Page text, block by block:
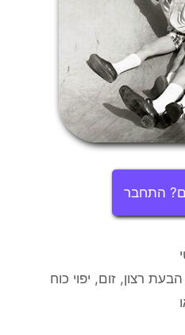
התחבר
הבעת רצון,זום, יפוי כוח